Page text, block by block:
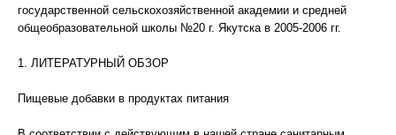
государственной сельскохозяйственной академии и средней
общеобразовательной школы №20 г. Якутска в 2005-2006 гг.
1. ЛИТЕРАТУРНЫЙ ОБЗОР
Пищевые добавки в продуктах питания